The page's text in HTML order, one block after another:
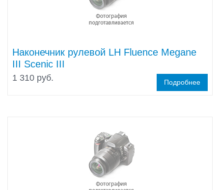
Наконечник рулевой LH Fluence Megane
III Scenic III
1 310 руб. Подробнее